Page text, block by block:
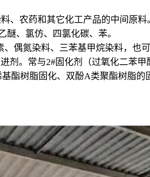
、农药和其它化工产品的中间原料
、氯仿、四氯化碳、苯。
偶氮染料、三苯基甲烷染料，也
剂。常与2#固化剂（过氧化二苯
酯树脂固化、双酚A类聚酯树脂的